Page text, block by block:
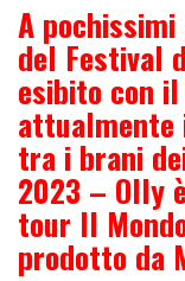
A
del Festival
esibito con
attualmente
tra i brani
2023 – Olly
tour Il
prodotto da